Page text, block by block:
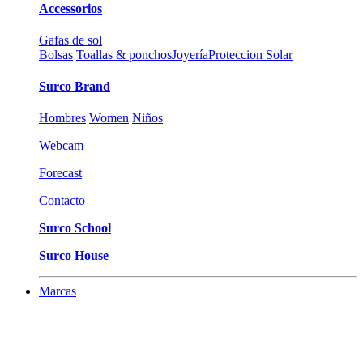
Accessorios
Gafas de sol
Bolsas Toallas & ponchosJoyeríaProteccion Solar
Surco Brand
Hombres Women Niños
Webcam
Forecast
Contacto
Surco School
Surco House
Marcas